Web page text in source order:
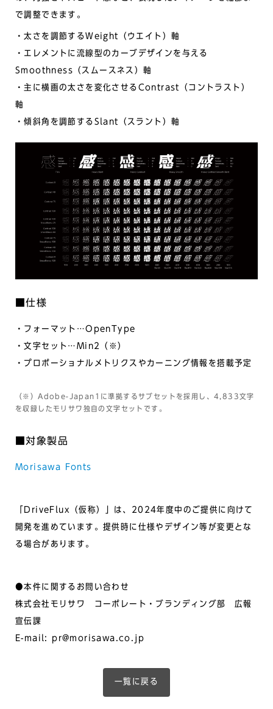
で調整できます。
・太さを調節するWeight（ウエイト）軸
・エレメントに流線型のカーブデザインを与える
Smoothness（スムースネス）軸
・主に横画の太さを変化させるContrast（コントラスト）
軸
・傾斜角を調節するSlant（スラント）軸
■仕様
・フォーマット…OpenType
・文字セット…Min2（※）
・プロポーショナルメトリクスやカーニング情報を搭載予定
（※）Adobe-Japan1に準拠するサブセットを採用し、4,833文字
を収録したモリサワ独自の文字セットです。
■対象製品
Morisawa Fonts
「DriveFlux（仮称）」は、2024年度中のご提供に向けて
開発を進めています。提供時に仕様やデザイン等が変更とな
る場合があります。
●本件に関するお問い合わせ
株式会社モリサワ コーポレート・ブランディング部 広報
宣伝課
E-mail: pr@morisawa.co.jp
一覧に戻る